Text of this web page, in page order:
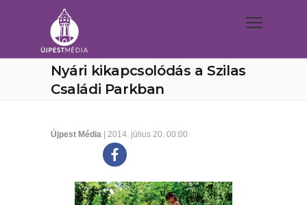
Nyári kikapcsolódás a Szilas
Családi Parkban
Újpest Média | 2014. július 20. 00:00